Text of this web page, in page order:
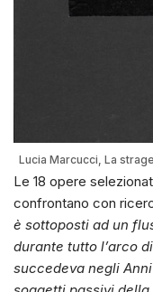
Lucia Marcucci, La
Le 18 opere
confrontano con
è sottoposti ad un
durante tutto l’arco
succedeva negli